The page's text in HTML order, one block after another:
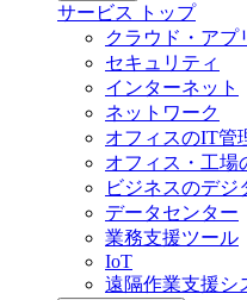
サービス
トップ
クラウド・アプ
セキュリティ
インターネット
ネットワーク
オフィスのIT管
オフィス・工場
ビジネスのデジ
データセンター
業務支援ツール
IoT
遠隔作業支援シ